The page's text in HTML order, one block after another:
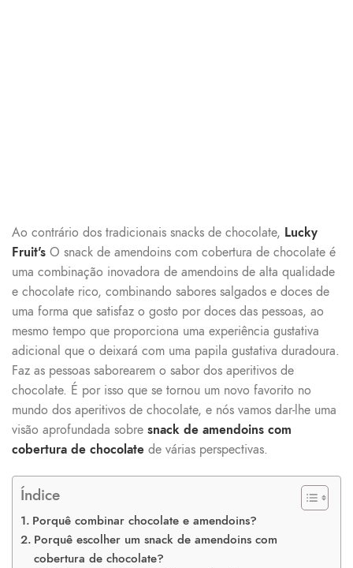
Ao contrário dos tradicionais snacks de chocolate, Lucky
Fruit's O snack de amendoins com cobertura de chocolate é
uma combinação inovadora de amendoins de alta qualidade
e chocolate rico, combinando sabores salgados e doces de
uma forma que satisfaz o gosto por doces das pessoas, ao
mesmo tempo que proporciona uma experiência gustativa
adicional que o deixará com uma papila gustativa duradoura.
Faz as pessoas saborearem o sabor dos aperitivos de
chocolate. É por isso que se tornou um novo favorito no
mundo dos aperitivos de chocolate, e nós vamos dar-lhe uma
visão aprofundada sobre snack de amendoins com
cobertura de chocolate de várias perspectivas.
Índice
Porquê combinar chocolate e amendoins?
Porquê escolher um snack de amendoins com
cobertura de chocolate?